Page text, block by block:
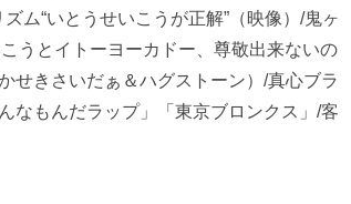
ム“いとうせいこうが正解”（映像）/鬼ヶ
うとイトーヨーカドー、尊敬出来ないの
せきさいだぁ＆ハグストーン）/真心ブラ
なもんだラップ」「東京ブロンクス」/客